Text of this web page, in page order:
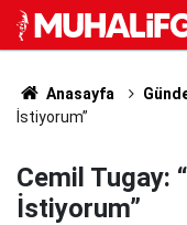
Anasayfa
İstiyorum”
Cemil Tugay:
İstiyorum”